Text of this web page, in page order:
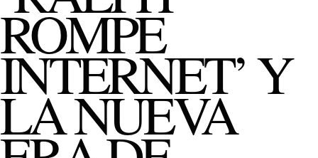
ROMPE
INTERNET’ Y
LA NUEVA